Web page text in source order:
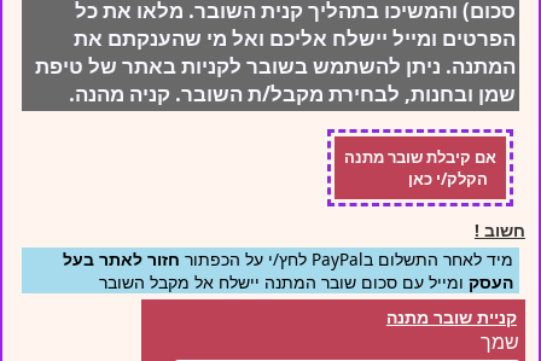
סכום) והמשיכו בתהליך קנית השובר. מלאו את כל
הפרטים ומייל יישלח אליכם ואל מי שהענקתם את
המתנה. ניתן להשתמש בשובר לקניות באתר של טיפת
שמן ובחנות, לבחירת מקבל/ת השובר. קניה מהנה.
אם קיבלת שובר מתנה
הקלק/י כאן
חשוב !
מיד לאחר התשלום בPayPal לחץ/י על הכפתור
חזור לאתר בעל
העסק ומייל עם סכום שובר המתנה יישלח אל מקבל השובר
קניית שובר מתנה
שמך